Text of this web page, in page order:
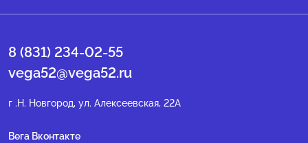
8 (831) 234-02-55
vega52@vega52.ru
г .Н. Новгород, ул. Алексеевская, 22А
Вега Вконтакте